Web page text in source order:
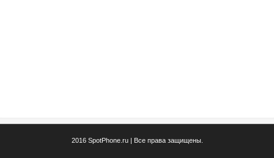
2016 SpotPhone.ru | Все права защищены.